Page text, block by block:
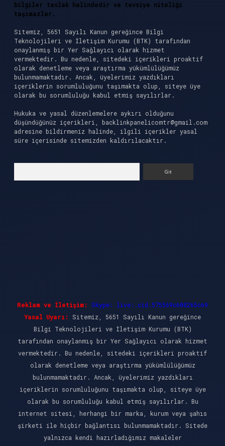
bilgiler taslak halindedir ve tavsiye niteliği
taşımazlar.
Sitemiz, 5651 Sayılı Kanun gereğince Bilgi
Teknolojileri ve İletişim Kurumu (BTK) tarafından
onaylanmış bir Yer Sağlayıcı olarak hizmet
vermektedir. Bu nedenle, sitedeki içerikleri proaktif
olarak denetleme veya araştırma yükümlülüğümüz
bulunmamaktadır. Ancak, üyelerimiz yazdıkları
içeriklerin sorumluluğunu taşımakta olup, siteye üye
olarak bu sorumluluğu kabul etmiş sayılırlar.
Hukuka ve yasal düzenlemelere aykırı olduğunu
düşündüğünüz içerikleri, backlinkpanelicomtr@gmail.com
adresine bildirmeniz halinde, ilgili içerikler yasal
süre içerisinde sitemizden kaldırılacaktır.
Reklam ve İletişim:
Skype: live:.cid.575569c608265c69
Yasal Uyarı:
Sitemiz, 5651 Sayılı Kanun gereğince
Bilgi Teknolojileri ve İletişim Kurumu (BTK)
tarafından onaylanmış bir Yer Sağlayıcı olarak hizmet
vermektedir. Bu nedenle, sitedeki içerikleri proaktif
olarak denetleme veya araştırma yükümlülüğümüz
bulunmamaktadır. Ancak, üyelerimiz yazdıkları
içeriklerin sorumluluğunu taşımakta olup, siteye üye
olarak bu sorumluluğu kabul etmiş sayılırlar. Bu
internet sitesi, herhangi bir marka, kurum veya şahıs
şirketi ile hiçbir bağlantısı bulunmamaktadır. Sitede
yalnızca kendi hazırladığımız makaleler